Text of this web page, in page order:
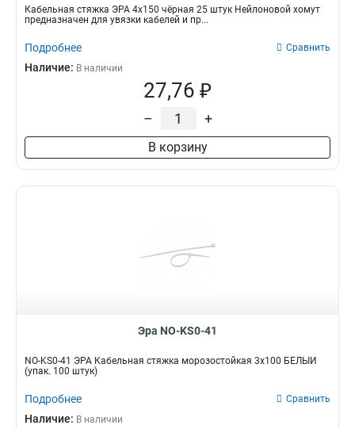
Кабельная стяжка ЭРА 4х150 чёрная 25 штук Нейлоновой хомут
предназначен для увязки кабелей и пр...
Подробнее Сравнить
Наличие: В наличии
27,76 ₽
– +
В корзину
Эра NO-KS0-41
NO-KS0-41 ЭРА Кабельная стяжка морозостойкая 3x100 БЕЛЫЙ
(упак. 100 штук)
Подробнее Сравнить
Наличие: В наличии